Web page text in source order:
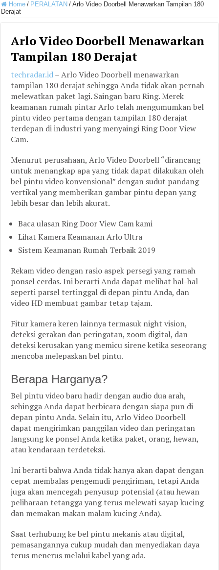
Home / PERALATAN / Arlo Video Doorbell Menawarkan Tampilan 180
Derajat
Arlo Video Doorbell Menawarkan
Tampilan 180 Derajat
techradar.id– Arlo Video Doorbell menawarkan
tampilan 180 derajat sehingga Anda tidak akan pernah
melewatkan paket lagi. Saingan baru Ring. Merek
keamanan rumah pintar Arlo telah mengumumkan bel
pintu video pertama dengan tampilan 180 derajat
terdepan di industri yang menyaingi Ring Door View
Cam.
Menurut perusahaan, Arlo Video Doorbell “dirancang
untuk menangkap apa yang tidak dapat dilakukan oleh
bel pintu video konvensional” dengan sudut pandang
vertikal yang memberikan gambar pintu depan yang
lebih besar dan lebih akurat.
Baca ulasan Ring Door View Cam kami
Lihat Kamera Keamanan Arlo Ultra
Sistem Keamanan Rumah Terbaik 2019
Rekam video dengan rasio aspek persegi yang ramah
ponsel cerdas. Ini berarti Anda dapat melihat hal-hal
seperti parsel tertinggal di depan pintu Anda, dan
video HD membuat gambar tetap tajam.
Fitur kamera keren lainnya termasuk night vision,
deteksi gerakan dan peringatan, zoom digital, dan
deteksi kerusakan yang memicu sirene ketika seseorang
mencoba melepaskan bel pintu.
Berapa Harganya?
Bel pintu video baru hadir dengan audio dua arah,
sehingga Anda dapat berbicara dengan siapa pun di
depan pintu Anda. Selain itu, Arlo Video Doorbell
dapat mengirimkan panggilan video dan peringatan
langsung ke ponsel Anda ketika paket, orang, hewan,
atau kendaraan terdeteksi.
Ini berarti bahwa Anda tidak hanya akan dapat dengan
cepat membalas pengemudi pengiriman, tetapi Anda
juga akan mencegah penyusup potensial (atau hewan
peliharaan tetangga yang terus melewati sayap kucing
dan memakan makan malam kucing Anda).
Saat terhubung ke bel pintu mekanis atau digital,
pemasangannya cukup mudah dan menyediakan daya
terus menerus melalui kabel yang ada.